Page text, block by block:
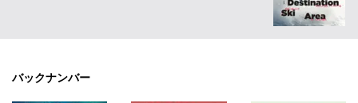
バックナンバー